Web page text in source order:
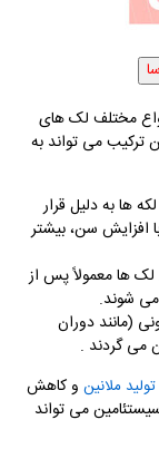
مختلف لک ‌های
می ‌تواند به
ها به دلیل قرار
افزایش سن، بیشتر
لک‌ها معمولاً پس از
‌شوند.
(مانند دوران
می گردند‌ .
تولید ملانین و کاهش
می ‌تواند